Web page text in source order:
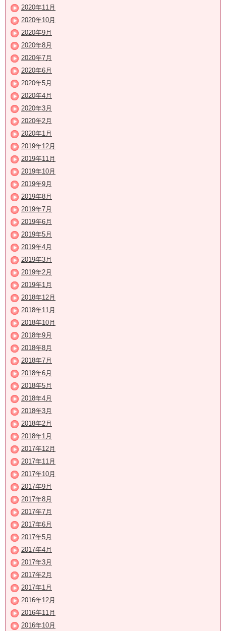
2020年11月
2020年10月
2020年9月
2020年8月
2020年7月
2020年6月
2020年5月
2020年4月
2020年3月
2020年2月
2020年1月
2019年12月
2019年11月
2019年10月
2019年9月
2019年8月
2019年7月
2019年6月
2019年5月
2019年4月
2019年3月
2019年2月
2019年1月
2018年12月
2018年11月
2018年10月
2018年9月
2018年8月
2018年7月
2018年6月
2018年5月
2018年4月
2018年3月
2018年2月
2018年1月
2017年12月
2017年11月
2017年10月
2017年9月
2017年8月
2017年7月
2017年6月
2017年5月
2017年4月
2017年3月
2017年2月
2017年1月
2016年12月
2016年11月
2016年10月